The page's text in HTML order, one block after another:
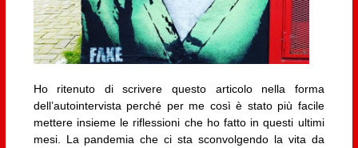
Ho ritenuto di scrivere questo articolo nella forma
dell’autointervista perché per me così è stato più facile
mettere insieme le riflessioni che ho fatto in questi ultimi
mesi. La pandemia che ci sta sconvolgendo la vita da